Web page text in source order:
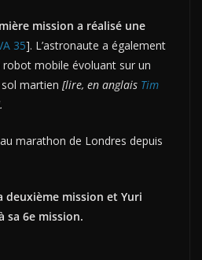
mission a réalisé une
35]. L’astronaute a également
robot mobile évoluant sur un
martien [lire, en anglais Tim
marathon de Londres depuis
deuxième mission et Yuri
sa 6e mission.